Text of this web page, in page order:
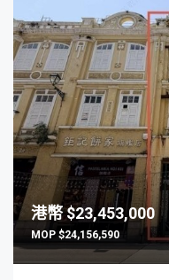
$23,453,000
$24,156,590